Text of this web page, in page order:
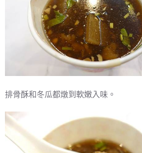
排骨酥和冬瓜都燉到軟嫩入味。